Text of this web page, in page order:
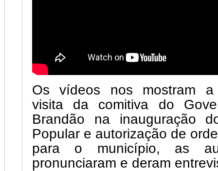
Os vídeos nos mostram a
visita da comitiva do
Brandão na inauguração
Popular e autorização de
para o município, as
pronunciaram e deram